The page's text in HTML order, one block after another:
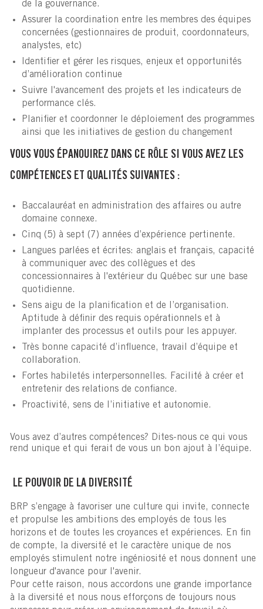
de la gouvernance.
Assurer la coordination entre les membres des équipes
concernées (gestionnaires de produit, coordonnateurs,
analystes, etc)
Identifier et gérer les risques, enjeux et opportunités
d’amélioration continue
Suivre l'avancement des projets et les indicateurs de
performance clés.
Planifier et coordonner le déploiement des programmes
ainsi que les initiatives de gestion du changement
VOUS VOUS ÉPANOUIREZ DANS CE RÔLE SI VOUS AVEZ LES
COMPÉTENCES ET QUALITÉS SUIVANTES :
Baccalauréat en administration des affaires ou autre
domaine connexe.
Cinq (5) à sept (7) années d’expérience pertinente.
Langues parlées et écrites: anglais et français, capacité
à communiquer avec des collègues et des
concessionnaires à l'extérieur du Québec sur une base
quotidienne.
Sens aigu de la planification et de l’organisation.
Aptitude à définir des requis opérationnels et à
implanter des processus et outils pour les appuyer.
Très bonne capacité d’influence, travail d’équipe et
collaboration.
Fortes habiletés interpersonnelles. Facilité à créer et
entretenir des relations de confiance.
Proactivité, sens de l’initiative et autonomie.
Vous avez d’autres compétences? Dites-nous ce qui vous
rend unique et qui ferait de vous un bon ajout à l’équipe.
LE POUVOIR DE LA DIVERSITÉ
BRP s’engage à favoriser une culture qui invite, connecte
et propulse les ambitions des employés de tous les
horizons et de toutes les croyances et expériences. En fin
de compte, la diversité et le caractère unique de nos
employés stimulent notre ingéniosité et nous donnent une
longueur d'avance pour l'avenir.
Pour cette raison, nous accordons une grande importance
à la diversité et nous nous efforçons de toujours nous